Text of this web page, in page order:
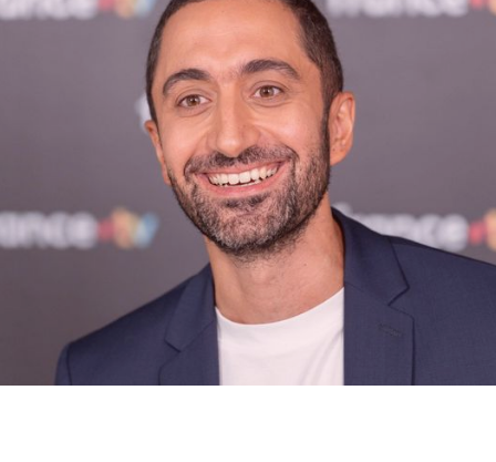
Accueil
Nos actualités
Notre « Incolettre » mensuelle
Recherche